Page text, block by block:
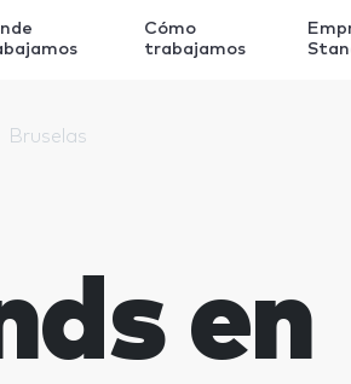
Cómo
trabajamos
Bruselas
en